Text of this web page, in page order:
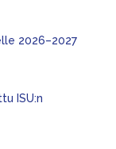
2026–2027
ISU:n